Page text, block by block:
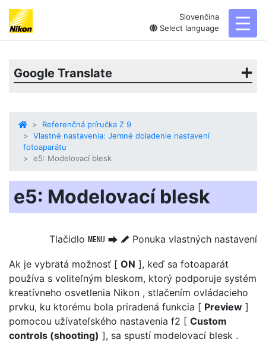
Slovenčina
Select language
Google Translate
Referenčná príručka Z 9
Vlastné nastavenia: Jemné doladenie nastavení
fotoaparátu
e5: Modelovací blesk
e5: Modelovací blesk
Tlačidlo G U A Ponuka vlastných nastavení
Ak je vybratá možnosť [ ON ], keď sa fotoaparát
používa s voliteľným bleskom, ktorý podporuje systém
kreatívneho osvetlenia Nikon , stlačením ovládacieho
prvku, ku ktorému bola priradená funkcia [ Preview ]
pomocou užívateľského nastavenia f2 [ Custom
controls (shooting) ], sa spustí modelovací blesk .